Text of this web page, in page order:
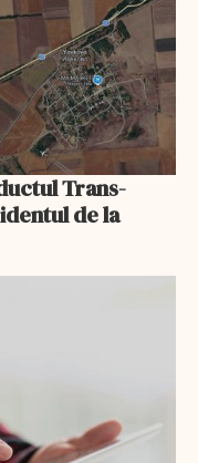
Trans-
de la